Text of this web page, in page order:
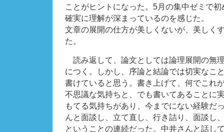
ことがヒントになった。5月の集中ゼミで
確実に理解が深まっているのを感じた。
文章の展開の仕方が美しくないが、美しく
た。
読み返して、論文としては論理展開の無
につく。しかし、序論と結論では切実なこ
書けていると思う。書き上げて、何でこれ
不思議な気持ちと、でも書いてあることに
もてる気持ちがあり、今までにない経験だ
んと面談し、立て直し、行き詰り、面談し
ということの連続だった。中井さんと話し